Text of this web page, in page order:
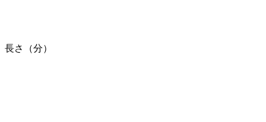
長さ（分）